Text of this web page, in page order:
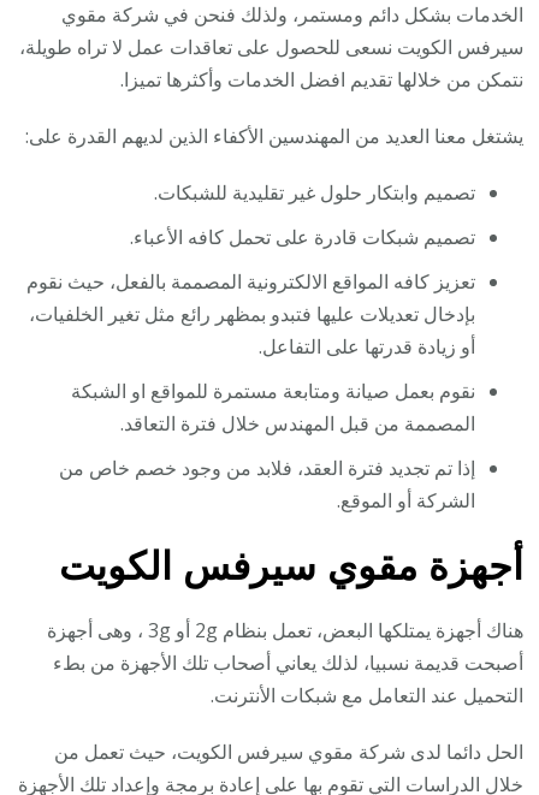
الخدمات بشكل دائم ومستمر، ولذلك فنحن في شركة مقوي
سيرفس الكويت نسعى للحصول على تعاقدات عمل لا تراه طويلة،
نتمكن من خلالها تقديم افضل الخدمات وأكثرها تميزا.
يشتغل معنا العديد من المهندسين الأكفاء الذين لديهم القدرة على:
تصميم وابتكار حلول غير تقليدية للشبكات.
تصميم شبكات قادرة على تحمل كافه الأعباء.
تعزيز كافه المواقع الالكترونية المصممة بالفعل، حيث نقوم
بإدخال تعديلات عليها فتبدو بمظهر رائع مثل تغير الخلفيات،
أو زيادة قدرتها على التفاعل.
نقوم بعمل صيانة ومتابعة مستمرة للمواقع او الشبكة
المصممة من قبل المهندس خلال فترة التعاقد.
إذا تم تجديد فترة العقد، فلابد من وجود خصم خاص من
الشركة أو الموقع.
أجهزة مقوي سيرفس الكويت
هناك أجهزة يمتلكها البعض، تعمل بنظام 2g أو 3g ، وهى أجهزة
أصبحت قديمة نسبيا، لذلك يعاني أصحاب تلك الأجهزة من بطء
التحميل عند التعامل مع شبكات الأنترنت.
الحل دائما لدى شركة مقوي سيرفس الكويت، حيث تعمل من
خلال الدراسات التي تقوم بها على إعادة برمجة وإعداد تلك الأجهزة